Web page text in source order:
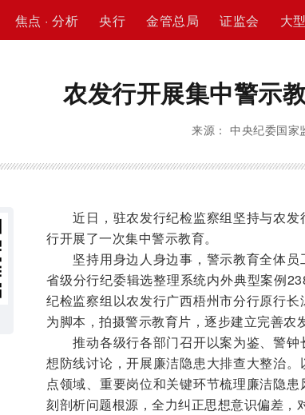
焦点 · 分析 央行 金管总局 证监会 大
农发行开展集中警示
来源： 中央纪委国
近日，驻农发行纪检监察组坚持与农发
行开展了一次集中警示教育。
坚持用身边人身边事，警示教育全体员
省级分行纪委辑选整理系统内外典型案例
纪检监察组以农发行广西梧州市分行原行
为脚本，拍摄警示教育片，逐步建立完善农
推动各级行各部门召开以案为鉴、警钟
想防线讨论，开展廉洁隐患大排查大整治
点领域、重要岗位和关键环节梳理廉洁隐
刻剖析问题根源，全力纠正思想意识偏差，